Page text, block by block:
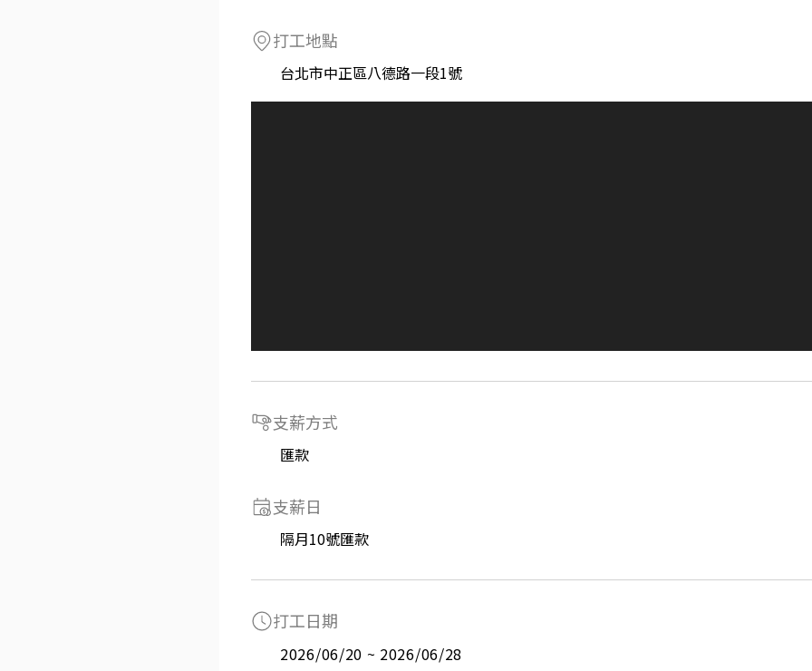
打工地點
台北市中正區八德路一段1號
支薪方式
匯款
支薪日
隔月10號匯款
打工日期
2026/06/20 ~ 2026/06/28